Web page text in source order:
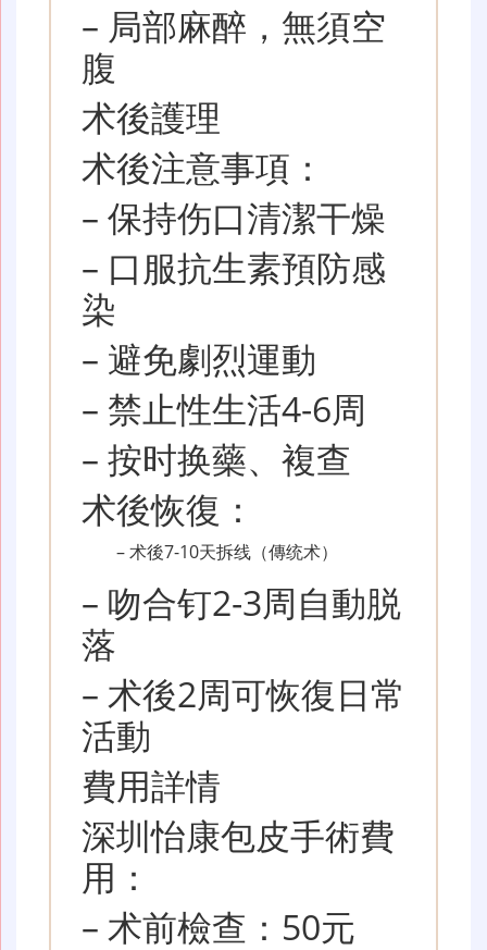
– 局部麻醉，無須空
腹
术後護理
术後注意事項：
– 保持伤口清潔干燥
– 口服抗生素預防感
染
– 避免劇烈運動
– 禁止性生活4-6周
– 按时换藥、複查
术後恢復：
– 术後7-10天拆线（傳统术）
– 吻合钉2-3周自動脱
落
– 术後2周可恢復日常
活動
費用詳情
深圳怡康包皮手術費
用：
– 术前檢查：50元